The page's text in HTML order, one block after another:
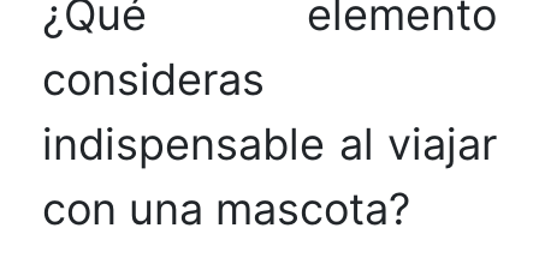
¿Qué elemento
consideras
indispensable al viajar
con una mascota?